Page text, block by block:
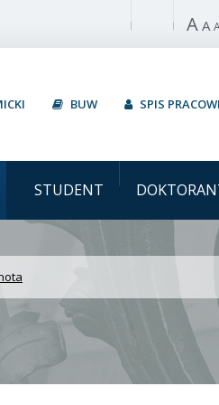
Włącz A A
BUW SPIS
STUDENT